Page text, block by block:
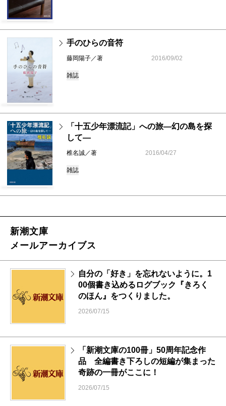
手のひらの音符
藤岡陽子／著 2016/09/02
雑誌
「十五少年漂流記」への旅―幻の島を探
して―
椎名誠／著 2016/04/27
雑誌
新潮文庫
メールアーカイブス
自分の「好き」を忘れないように。1
00個書き込めるログブック『きろく
のほん』をつくりました。
2026/07/15
「新潮文庫の100冊」50周年記念作
品 全編書き下ろしの短編が集まった
奇跡の一冊がここに！
2026/07/15